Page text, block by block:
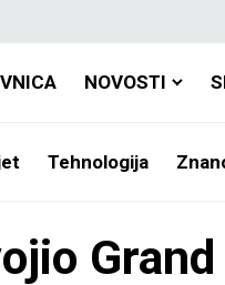
NOVOSTI
Tehnologija